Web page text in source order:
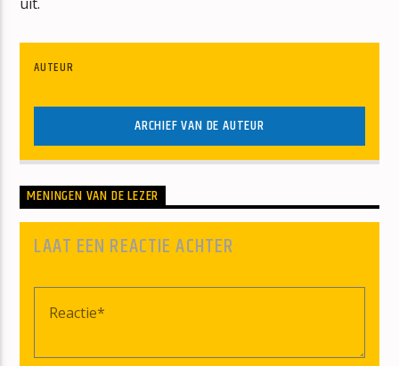
AUTEUR
ARCHIEF VAN DE AUTEUR
MENINGEN VAN DE LEZER
LAAT EEN REACTIE ACHTER